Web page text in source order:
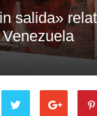
salida»